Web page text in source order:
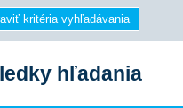
hľadania